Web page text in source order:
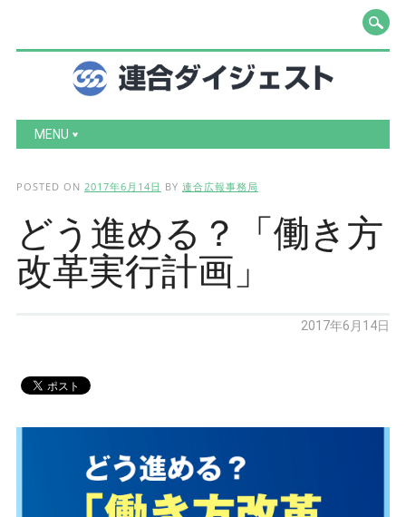
Main menu
Skip to content
MENU
POSTED ON 2017年6月14日 BY 連合広報事務局
どう進める？「働き方
改革実行計画」
2017年6月14日